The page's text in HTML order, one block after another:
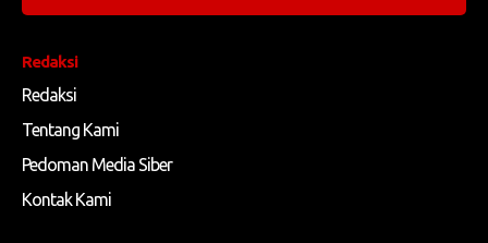
Redaksi
Redaksi
Tentang Kami
Pedoman Media Siber
Kontak Kami